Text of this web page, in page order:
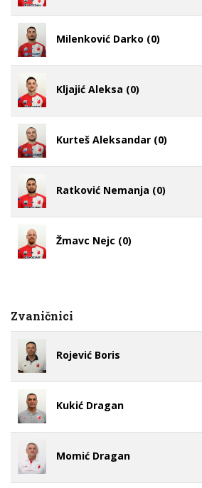
Milenković Darko (0)
Kljajić Aleksa (0)
Kurteš Aleksandar (0)
Ratković Nemanja (0)
Žmavc Nejc (0)
Zvaničnici
Rojević Boris
Kukić Dragan
Momić Dragan